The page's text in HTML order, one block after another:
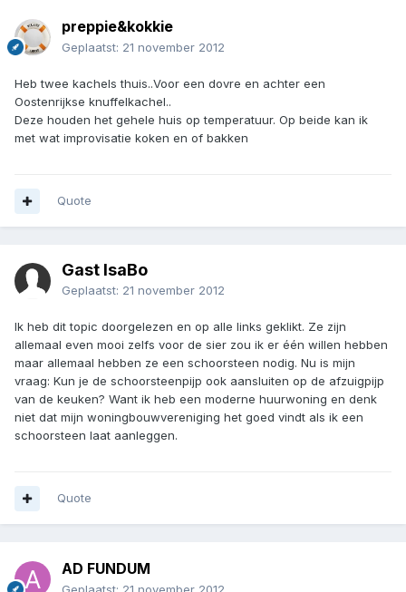
preppie&kokkie
Geplaatst: 21 november 2012
Heb twee kachels thuis..Voor een dovre en achter een
Oostenrijkse knuffelkachel..
Deze houden het gehele huis op temperatuur. Op beide kan ik
met wat improvisatie koken en of bakken
Quote
Gast IsaBo
Geplaatst: 21 november 2012
Ik heb dit topic doorgelezen en op alle links geklikt. Ze zijn
allemaal even mooi zelfs voor de sier zou ik er één willen hebben
maar allemaal hebben ze een schoorsteen nodig. Nu is mijn
vraag: Kun je de schoorsteenpijp ook aansluiten op de afzuigpijp
van de keuken? Want ik heb een moderne huurwoning en denk
niet dat mijn woningbouwvereniging het goed vindt als ik een
schoorsteen laat aanleggen.
Quote
AD FUNDUM